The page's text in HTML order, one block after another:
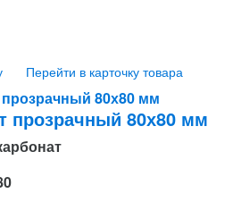
Перейти в карточку товара
прозрачный 80х80 мм